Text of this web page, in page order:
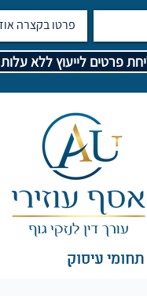
פרטים לייעוץ ללא עלות
תחומי עיסוק